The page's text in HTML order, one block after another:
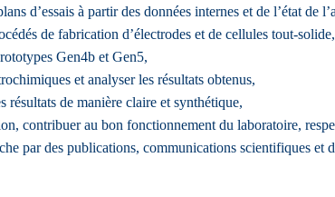
d’essais à partir des données internes et de l’état de
de fabrication d’électrodes et de cellules tout-solide,
Gen4b et Gen5,
et analyser les résultats obtenus,
résultats de manière claire et synthétique,
contribuer au bon fonctionnement du laboratoire,
par des publications, communications scientifiques et